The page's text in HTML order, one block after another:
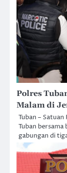
Polres
Malam di
Tuban –
Tuban bersama
gabungan di